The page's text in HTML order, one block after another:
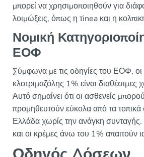
μπορεί να χρησιμοποιηθούν για
λοιμώξεις, όπως η τinea και η
Νομική
ΕΟΦ
Σύμφωνα με τις οδηγίες του ΕΟΦ, οι
κλοτριμαζόλης 1% είναι διαθέσιμες
Αυτό σημαίνει ότι οι ασθενείς
προμηθευτούν εύκολα από τα
Ελλάδα χωρίς την ανάγκη συνταγής.
και οι κρέμες άνω του 1% απαιτούν